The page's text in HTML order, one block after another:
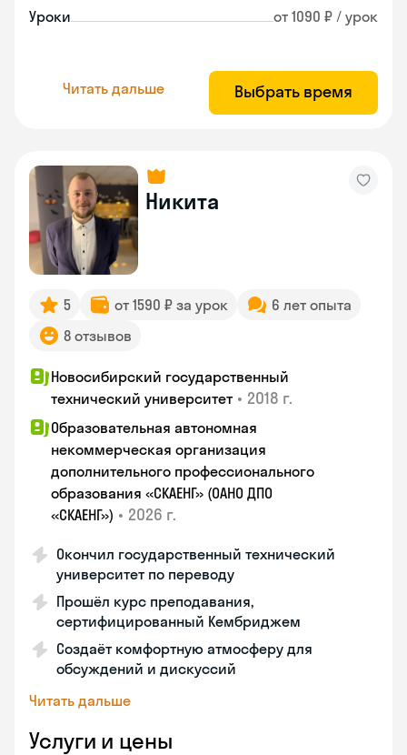
Уроки от 1090 ₽ / урок
Читать дальше Выбрать время
Никита
5 от 1590 ₽ за урок
6 лет опыта
8 отзывов
Новосибирский государственный
технический университет • 2018 г.
Образовательная автономная
некоммерческая организация
дополнительного профессионального
образования «СКАЕНГ» (ОАНО ДПО
«СКАЕНГ») • 2026 г.
Окончил государственный технический
университет по переводу
Прошёл курс преподавания,
сертифицированный Кембриджем
Создаёт комфортную атмосферу для
обсуждений и дискуссий
Читать дальше
Услуги и цены